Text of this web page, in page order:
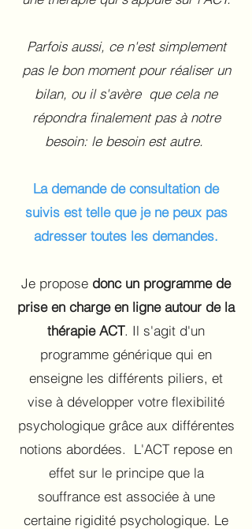
Parfois aussi, ce n'est simplement
pas le bon moment pour réaliser un
bilan, ou il s'avère que cela ne
répondra finalement pas à notre
besoin: le besoin est autre.
La demande de consultation de
suivis est telle que je ne peux pas
adresser toutes les demandes.
Je propose donc un programme de
prise en charge en ligne autour de la
thérapie ACT. Il s'agit d'un
programme générique qui en
enseigne les différents piliers, et
vise à développer votre flexibilité
psychologique grâce aux différentes
notions abordées. L'ACT repose en
effet sur le principe que la
souffrance est associée à une
certaine rigidité psychologique. Le